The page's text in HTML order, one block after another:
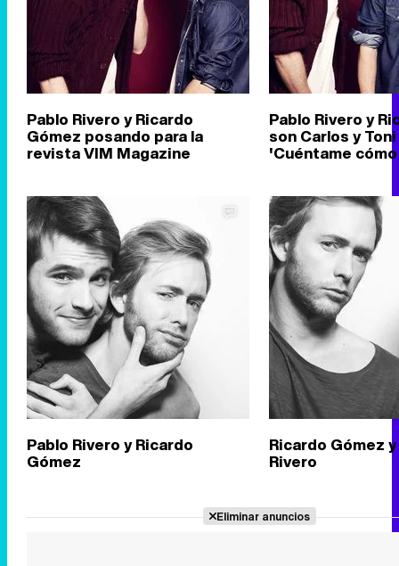
Pablo Rivero y Ricardo
Gómez posando para la
revista VIM Magazine
Pablo Rivero y
son Carlos y
'Cuéntame
Pablo Rivero y Ricardo
Gómez
Ricardo Gómez
Rivero
Eliminar anuncios